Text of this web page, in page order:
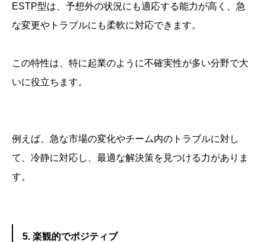
ESTP型は、予想外の状況にも適応する能力が高く、急
な変更やトラブルにも柔軟に対応できます。
この特性は、特に起業のように不確実性が多い分野で大
いに役立ちます。
例えば、急な市場の変化やチーム内のトラブルに対し
て、冷静に対応し、最適な解決策を見つける力がありま
す。
5. 楽観的でポジティブ